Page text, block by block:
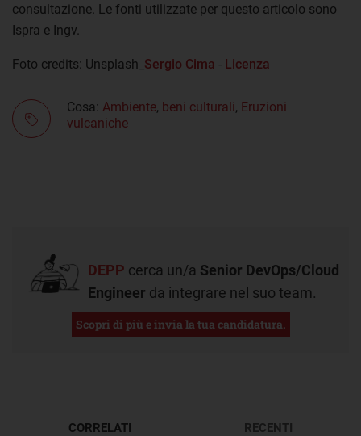
consultazione. Le fonti utilizzate per questo articolo sono
Ispra e Ingv.
Foto credits: Unsplash_ Sergio Cima - Licenza
Cosa: Ambiente, beni culturali, Eruzioni
vulcaniche
DEPP cerca un/a Senior DevOps/Cloud
Engineer da integrare nel suo team.
Scopri di più e invia la tua candidatura.
CORRELATI RECENTI